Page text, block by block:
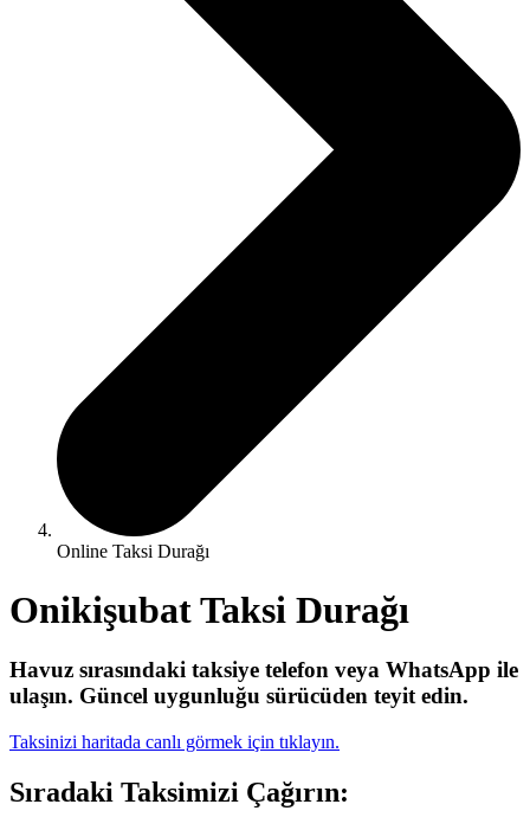
Online Taksi Durağı
Onikişubat Taksi Durağı
Havuz sırasındaki taksiye telefon veya WhatsApp ile
ulaşın. Güncel uygunluğu sürücüden teyit edin.
Taksinizi haritada canlı görmek için tıklayın.
Sıradaki Taksimizi Çağırın: